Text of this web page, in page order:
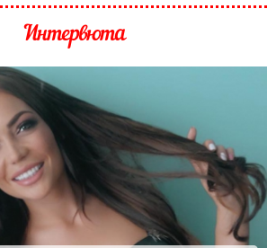
Интервюта